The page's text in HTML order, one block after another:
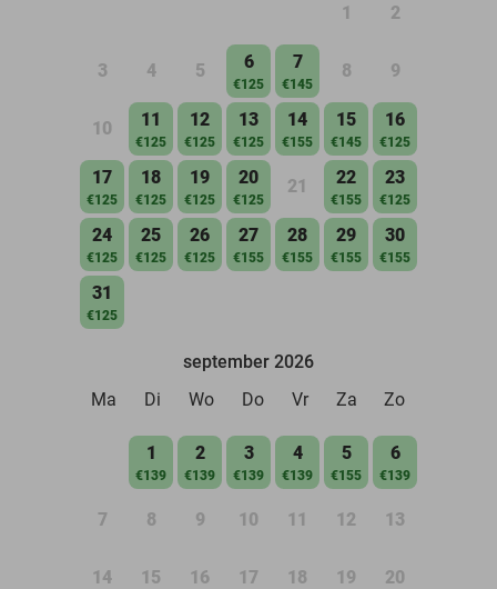
1 2
3 4 5 6
€125
7
€145
8 9
10 11
€125
12
€125
13
€125
14
€155
15
€145
16
€125
17
€125
18
€125
19
€125
20
€125
21 22
€155
23
€125
24
€125
25
€125
26
€125
27
€155
28
€155
29
€155
30
€155
31
€125
september 2026
Ma
Di Wo Do Vr Za Zo
1
€139
2
€139
3
€139
4
€139
5
€155
6
€139
7 8 9 10 11 12 13
14 15 16 17 18 19 20